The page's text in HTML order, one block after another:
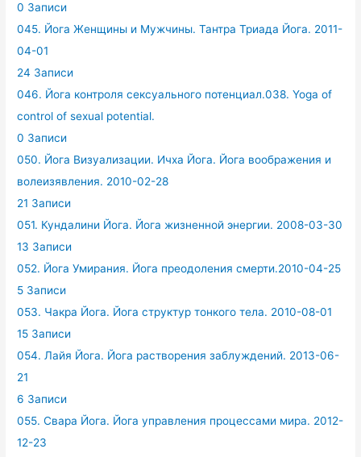
0 Записи
045. Йога Женщины и Мужчины. Тантра Триада Йога. 2011-
04-01
24 Записи
046. Йога контроля сексуального потенциал.038. Yoga of
control of sexual potential.
0 Записи
050. Йога Визуализации. Ичха Йога. Йога воображения и
волеизявления. 2010-02-28
21 Записи
051. Кундалини Йога. Йога жизненной энергии. 2008-03-30
13 Записи
052. Йога Умирания. Йога преодоления смерти.2010-04-25
5 Записи
053. Чакра Йога. Йога структур тонкого тела. 2010-08-01
15 Записи
054. Лайя Йога. Йога растворения заблуждений. 2013-06-
21
6 Записи
055. Свара Йога. Йога управления процессами мира. 2012-
12-23